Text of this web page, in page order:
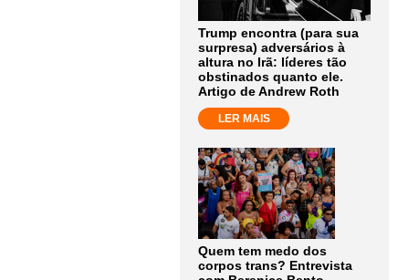
Trump encontra (para sua
surpresa) adversários à
altura no Irã: líderes tão
obstinados quanto ele.
Artigo de Andrew Roth
LER MAIS
Quem tem medo dos
corpos trans? Entrevista